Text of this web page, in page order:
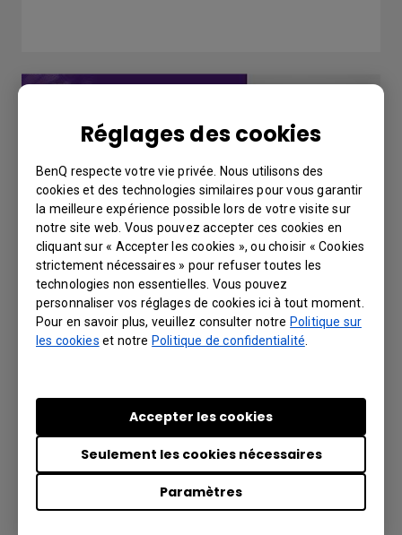
Réglages des cookies
BenQ respecte votre vie privée. Nous utilisons des
cookies et des technologies similaires pour vous garantir
la meilleure expérience possible lors de votre visite sur
notre site web. Vous pouvez accepter ces cookies en
cliquant sur « Accepter les cookies », ou choisir « Cookies
strictement nécessaires » pour refuser toutes les
technologies non essentielles. Vous pouvez
personnaliser vos réglages de cookies ici à tout moment.
Pour en savoir plus, veuillez consulter notre Politique sur
les cookies et notre Politique de confidentialité
Paramètres
Seulement les cookies nécessaires
Accepter les cookies
Account registration and access for X-
Sign Broadcast